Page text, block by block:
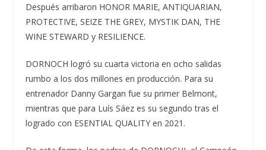
Después arribaron HONOR MARIE, ANTIQUARIAN,
PROTECTIVE, SEIZE THE GREY, MYSTIK DAN, THE
WINE STEWARD y RESILIENCE.
DORNOCH logró su cuarta victoria en ocho salidas
rumbo a los dos millones en producción. Para su
entrenador Danny Gargan fue su primer Belmont,
mientras que para Luís Sáez es su segundo tras el
logrado con ESENTIAL QUALITY en 2021.